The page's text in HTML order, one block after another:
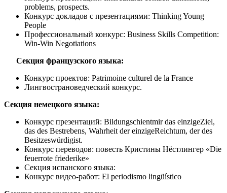
problems, prospects.
Конкурс докладов с презентациями: Thinking Young
People
Профессиональный конкурс: Business Skills Competition:
Win-Win Negotiations
Секция французского языка:
Конкурс проектов: Patrimoine culturel de la France
Лингвострановедческий конкурс.
Секция немецкого языка:
Конкурс презентаций: Bildungschientmir das einzigeZiel,
das des Bestrebens, Wahrheit der einzigeReichtum, der des
Besitzeswürdigist.
Конкурс переводов: повесть Кристины Нёстлингер «Die
feuerrote friederike»
Секция испанского языка:
Конкурс видео-работ: El periodismo lingüístico